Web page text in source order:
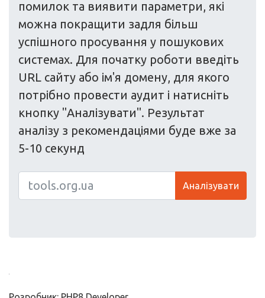
помилок та виявити параметри, які
можна покращити задля більш
успішного просування у пошукових
системах. Для початку роботи введіть
URL сайту або ім'я домену, для якого
потрібно провести аудит і натисніть
кнопку "Аналізувати". Результат
аналізу з рекомендаціями буде вже за
5-10 секунд
Аналізувати